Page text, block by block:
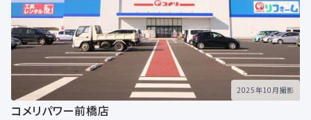
2025年10月撮影
コメリパワー前橋店